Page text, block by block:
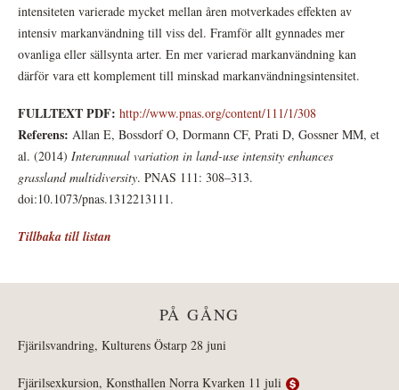
intensiteten varierade mycket mellan åren motverkades effekten av
intensiv markanvändning till viss del. Framför allt gynnades mer
ovanliga eller sällsynta arter. En mer varierad markanvändning kan
därför vara ett komplement till minskad markanvändningsintensitet.
FULLTEXT PDF: http://www.pnas.org/content/111/1/308
Referens: Allan E, Bossdorf O, Dormann CF, Prati D, Gossner MM, et
al. (2014) Interannual variation in land-use intensity enhances
grassland multidiversity. PNAS 111: 308–313.
doi:10.1073/pnas.1312213111.
Tillbaka till listan
PÅ GÅNG
Fjärilsvandring, Kulturens Östarp 28 juni
Fjärilsexkursion, Konsthallen Norra Kvarken 11 juli